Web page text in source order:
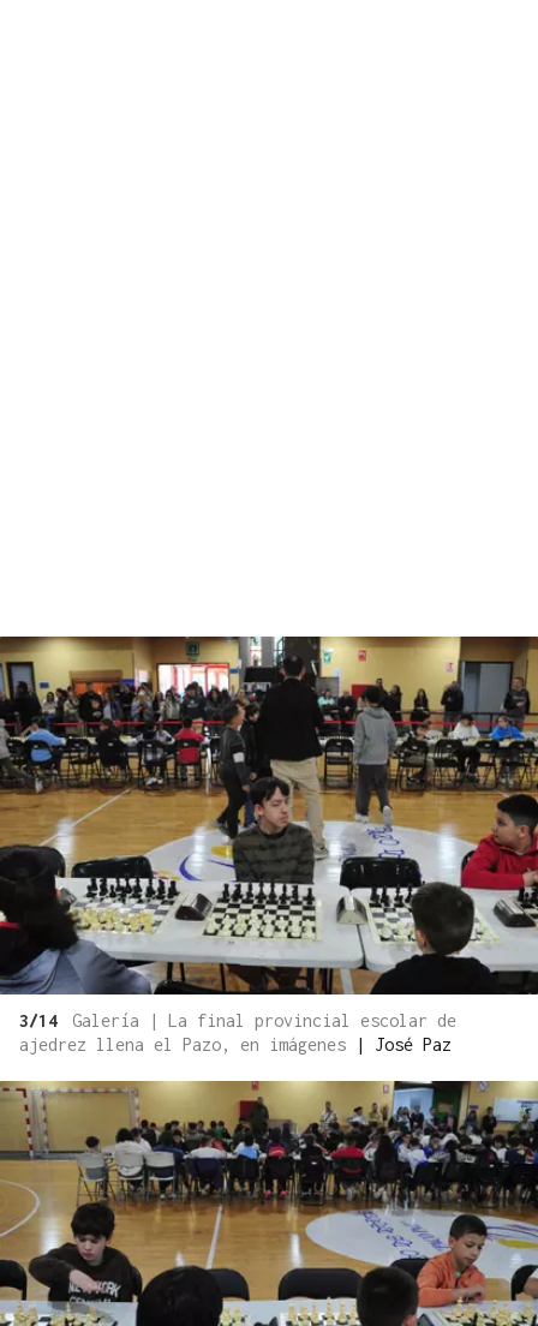
3/14
Galería | La final provincial escolar de
ajedrez llena el Pazo, en imágenes
| José Paz